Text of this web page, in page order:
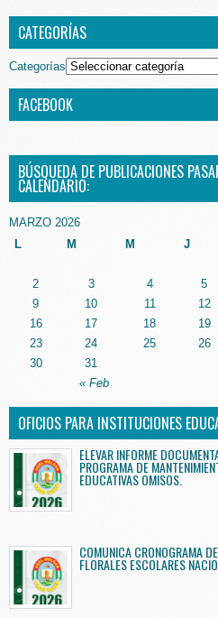
CATEGORÍAS
Categorías
FACEBOOK
BÚSQUEDA DE PUBLICACIONES
CALENDARIO:
MARZO 2026
L
M M J
« Feb
2
3 4 5
9
10 11 12
16
17 18 19
23
24 25 26
30
31
OFICIOS PARA INSTITUCIONES
ELEVAR INFORME
PROGRAMA DE
EDUCATIVAS OMISOS.
COMUNICA CRONOGRAMA
FLORALES ESCOLARES